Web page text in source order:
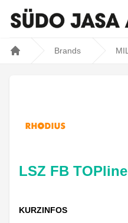
Brands
LSZ FB TOPline
KURZINFOS